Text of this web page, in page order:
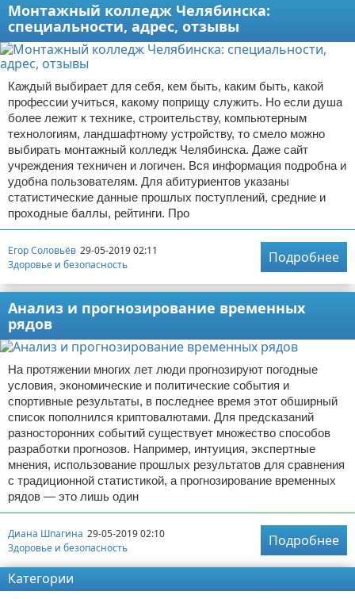
Монтажный колледж Челябинска:
специальности, адрес, отзывы
Каждый выбирает для себя, кем быть, каким быть, какой
профессии учиться, какому поприщу служить. Но если душа
более лежит к технике, строительству, компьютерным
технологиям, ландшафтному устройству, то смело можно
выбирать монтажный колледж Челябинска. Даже сайт
учреждения техничен и логичен. Вся информация подробна и
удобна пользователям. Для абитуриентов указаны
статистические данные прошлых поступлений, средние и
проходные баллы, рейтинги. Про
Егор Соловьёв 29-05-2019 02:11
Здоровье и безопасность
Подробнее
Анализ и прогнозирование временных
рядов
На протяжении многих лет люди прогнозируют погодные
условия, экономические и политические события и
спортивные результаты, в последнее время этот обширный
список пополнился криптовалютами. Для предсказаний
разносторонних событий существует множество способов
разработки прогнозов. Например, интуиция, экспертные
мнения, использование прошлых результатов для сравнения
с традиционной статистикой, а прогнозирование временных
рядов — это лишь один
Диана Шпагина 29-05-2019 02:10
Здоровье и безопасность
Подробнее
Категории